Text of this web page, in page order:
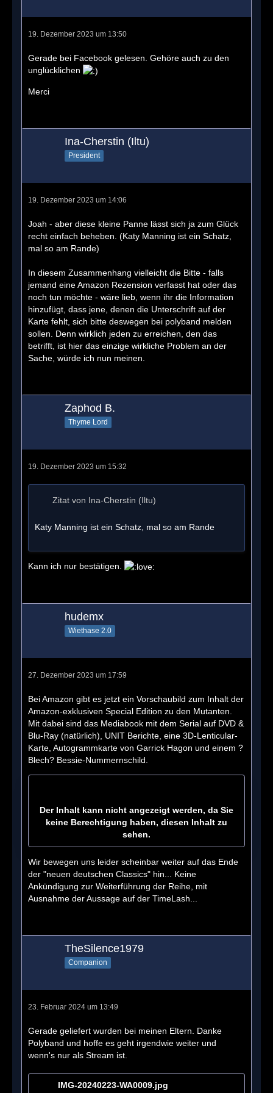
- ein Foto eurer unsignierten, durchnummerierten
B. Kaufbestätigung oder Rechnung aus eurem
Amazon Kundenkonto)
19. Dezember 2023 um 13:50
Gerade bei Facebook gelesen. Gehöre auch zu den
unglücklichen
Merci
Ina-Cherstin (Iltu)
President
19. Dezember 2023 um 14:06
Joah - aber diese kleine Panne lässt sich ja zum Glück
recht einfach beheben. (Katy Manning ist ein Schatz,
mal so am Rande)
In diesem Zusammenhang vielleicht die Bitte - falls
jemand eine Amazon Rezension verfasst hat oder das
noch tun möchte - wäre lieb, wenn ihr die Information
hinzufügt, dass jene, denen die Unterschrift auf der
Karte fehlt, sich bitte deswegen bei polyband melden
sollen. Denn wirklich jeden zu erreichen, den das
betrifft, ist hier das einzige wirkliche Problem an der
Sache, würde ich nun meinen.
Zaphod B.
Thyme Lord
19. Dezember 2023 um 15:32
Zitat von Ina-Cherstin (Iltu)
Katy Manning ist ein Schatz, mal so am Rande
Kann ich nur bestätigen.
hudemx
Wiethase 2.0
27. Dezember 2023 um 17:59
Bei Amazon gibt es jetzt ein Vorschaubild zum Inhalt der
Amazon-exklusiven Special Edition zu den Mutanten.
Mit dabei sind das Mediabook mit dem Serial auf DVD &
Blu-Ray (natürlich), UNIT Berichte, eine 3D-Lenticular-
Karte, Autogrammkarte von Garrick Hagon und einem ?
Blech? Bessie-Nummernschild.
Der Inhalt kann nicht angezeigt werden, da Sie
keine Berechtigung haben, diesen Inhalt zu
sehen.
Wir bewegen uns leider scheinbar weiter auf das Ende
der "neuen deutschen Classics" hin... Keine
Ankündigung zur Weiterführung der Reihe, mit
Ausnahme der Aussage auf der TimeLash...
TheSilence1979
Companion
23. Februar 2024 um 13:49
Gerade geliefert wurden bei meinen Eltern. Danke
Polyband und hoffe es geht irgendwie weiter und
wenn's nur als Stream ist.
IMG-20240223-WA0009.jpg